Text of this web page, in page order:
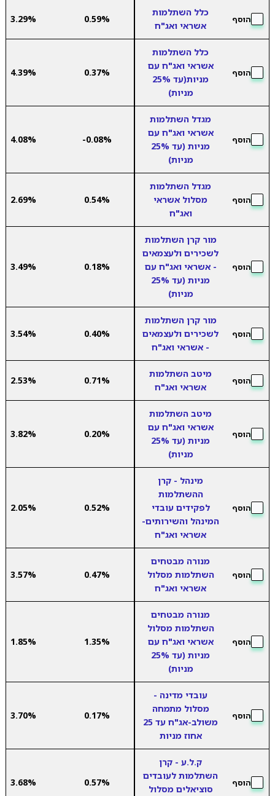
הוסף
כלל השתלמות
אשראי ואג"ח
0.59%
3.29%
הוסף
כלל השתלמות
אשראי ואג"ח עם
מניות(עד 25%
מניות)
0.37%
4.39%
הוסף
מגדל השתלמות
אשראי ואג"ח עם
מניות (עד 25%
מניות)
-0.08%
4.08%
הוסף
מגדל השתלמות
מסלול אשראי
ואג"ח
0.54%
2.69%
הוסף
מור קרן השתלמות
לשכירים ולעצמאים
- אשראי ואג"ח עם
מניות (עד 25%
מניות)
0.18%
3.49%
הוסף
מור קרן השתלמות
לשכירים ולעצמאים
- אשראי ואג"ח
0.40%
3.54%
הוסף
מיטב השתלמות
אשראי ואג"ח
0.71%
2.53%
הוסף
מיטב השתלמות
אשראי ואג"ח עם
מניות (עד 25%
מניות)
0.20%
3.82%
הוסף
מינהל - קרן
ההשתלמות
לפקידים עובדי
המינהל והשירותים-
אשראי ואג"ח
0.52%
2.05%
הוסף
מנורה מבטחים
השתלמות מסלול
אשראי ואג"ח
0.47%
3.57%
הוסף
מנורה מבטחים
השתלמות מסלול
אשראי ואג"ח עם
מניות (עד 25%
מניות)
1.35%
1.85%
הוסף
עובדי מדינה -
מסלול מתמחה
משולב-אג"ח עד 25
אחוז מניות
0.17%
3.70%
הוסף
ק.ל.ע - קרן
השתלמות לעובדים
סוציאלים מסלול
0.57%
3.68%